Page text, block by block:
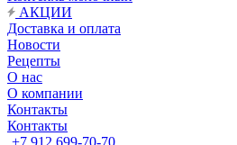
АКЦИИ
Доставка и оплата
Новости
Рецепты
О нас
О компании
Контакты
Контакты
+7 912 699-70-70